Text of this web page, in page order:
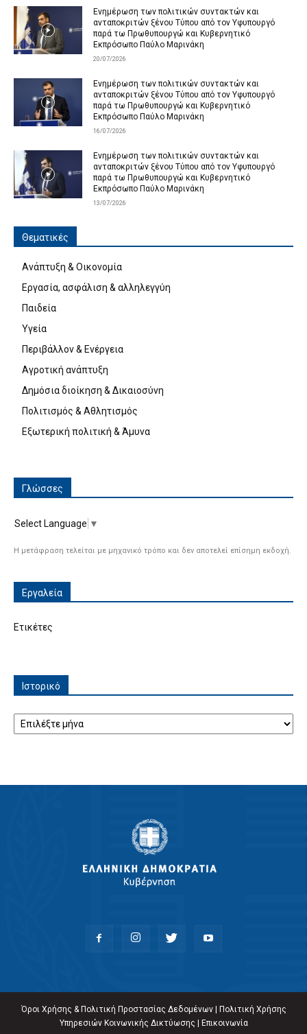
Ενημέρωση των πολιτικών συντακτών και
ανταποκριτών ξένου Τύπου από τον Υφυπουργό
παρά τω Πρωθυπουργώ και Κυβερνητικό
Εκπρόσωπο Παύλο Μαρινάκη
20/07/2026
Ενημέρωση των πολιτικών συντακτών και
ανταποκριτών ξένου Τύπου από τον Υφυπουργό
παρά τω Πρωθυπουργώ και Κυβερνητικό
Εκπρόσωπο Παύλο Μαρινάκη
16/07/2026
Ενημέρωση των πολιτικών συντακτών και
ανταποκριτών ξένου Τύπου από τον Υφυπουργό
παρά τω Πρωθυπουργώ και Κυβερνητικό
Εκπρόσωπο Παύλο Μαρινάκη
13/07/2026
Θεματικές
Ανάπτυξη & Οικονομία
Εργασία, ασφάλιση & αλληλεγγύη
Παιδεία
Υγεία
Περιβάλλον & Ενέργεια
Αγροτική ανάπτυξη
Δημόσια διοίκηση & Δικαιοσύνη
Πολιτισμός & Αθλητισμός
Εξωτερική πολιτική & Άμυνα
Γλώσσες
Select Language ▼
Η μετάφραση τελείται με μηχανικό τρόπο και δεν αποτελεί επίσημη εκδοχή.
Εργαλεία
Ετικέτες
Ιστορικό
Όροι Χρήσης & Πολιτική Προστασίας Δεδομένων|
Πολιτική Χρήσης
Υπηρεσιών Κοινωνικής Δικτύωσης
Επικοινωνία